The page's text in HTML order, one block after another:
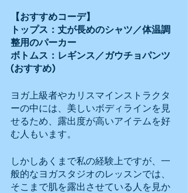
【おすすめコーデ】
トップス：丈が長めのシャツ／体温調
整用のパーカー
ボトムス：レギンス／ガウチョパンツ
(おすすめ)
ヨガ上級者やカリスマインストラクタ
ーの中には、美しいボディラインを見
せるため、露出度が高いアイテムを好
む人もいます。
しかしあくまで私の経験上ですが、一
般的なヨガスタジオのレッスンでは、
そこまで肌を露出させている人を見か